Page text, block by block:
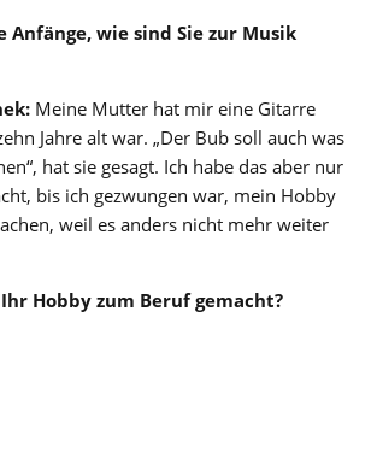
Anfänge, wie sind Sie zur Musik
Meine Mutter hat mir eine Gitarre
Jahre alt war. „Der Bub soll auch was
hat sie gesagt. Ich habe das aber nur
bis ich gezwungen war, mein Hobby
weil es anders nicht mehr weiter
Hobby zum Beruf gemacht?